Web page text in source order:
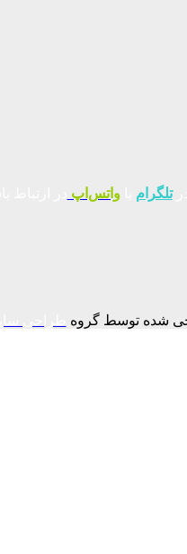
تلگرام یاواتس‌اپ
شده توسط گروه